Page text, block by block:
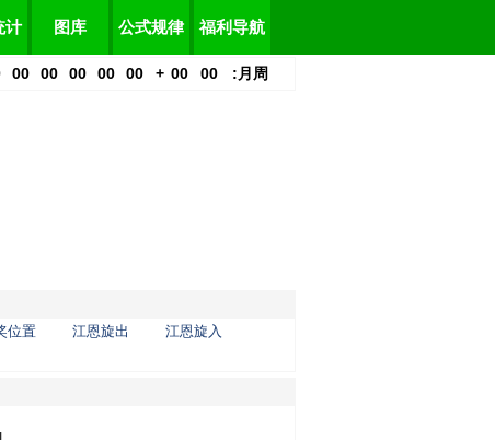
计 图库 公式规律 福利导航
00 00 00 00 00 + 00 00 : 月 周
位置 江恩旋出
江恩旋入